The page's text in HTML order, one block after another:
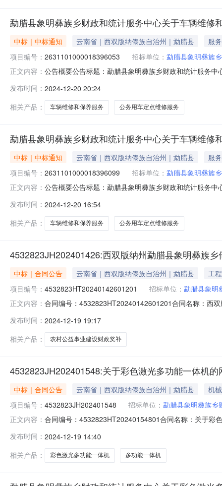
勐腊县象明彝族乡财政和统计服务中心关于车辆维修
中标｜中标通知 云南省｜西双版纳傣族自治州｜勐腊县
服
项目编号： 2631101000018396053 招标单位： 勐腊县象明彝族
正文内容： 公告概要公告标题：勐腊县象明彝族乡财政和统计服务
称：勐腊县象明彝族乡财政和统计服务中心关于车辆维
发布时间： 2024-12-20 20:24
相关产品：
车辆维修和保养服务 公务用车定点维修服务
勐腊县象明彝族乡财政和统计服务中心关于车辆维修
中标｜中标通知 云南省｜西双版纳傣族自治州｜勐腊县
服
项目编号： 2631101000018396099 招标单位： 勐腊县象明彝族
正文内容： 公告概要公告标题：勐腊县象明彝族乡财政和统计服务
称：勐腊县象明彝族乡财政和统计服务中心关于车辆维
发布时间： 2024-12-20 16:54
相关产品：
车辆维修和保养服务 公务用车定点维修服务
4532823JH202401426:西双版纳州勐腊县象明彝族
中标｜合同公告 云南省｜西双版纳傣族自治州｜勐腊县
工
项目编号： 4532823HT20240142601201 招标单位： 勐腊县象明
正文内容： 合同编号：4532823HT20240142601201合同名称：西
中心供应商（乙方）：云南安登建筑工程有限公司所属
西双
发布时间： 2024-12-19 19:17
相关产品：
农村公益事业建设财政奖补
4532823JH202401548:关于彩色激光多功能一体机的
中标｜合同公告 云南省｜西双版纳傣族自治州｜勐腊县
机
项目编号： 4532823JH202401548 招标单位： 勐腊县象明彝族乡
正文内容： 合同编号：4532823HT20240154801合同名称：关于彩
3950.00元合同签订日期：2024-12-19合同公告日期：
发布时间： 2024-12-19 14:40
相关产品：
彩色激光多功能一体机 多功能一体机